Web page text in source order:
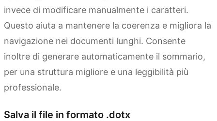
invece di modificare manualmente i caratteri.
Questo aiuta a mantenere la coerenza e migliora la
navigazione nei documenti lunghi. Consente
inoltre di generare automaticamente il sommario,
per una struttura migliore e una leggibilità più
professionale.
Salva il file in formato .dotx